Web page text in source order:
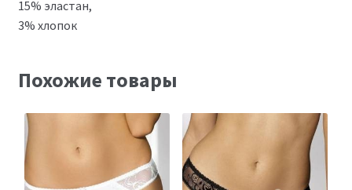
15% эластан,
3% хлопок
Похожие товары